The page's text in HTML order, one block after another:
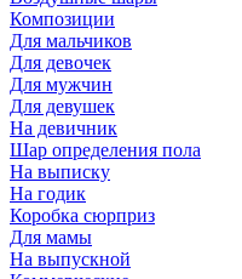
Композиции
Для мальчиков
Для девочек
Для мужчин
Для девушек
На девичник
Шар определения пола
На выписку
На годик
Коробка сюрприз
Для мамы
На выпускной